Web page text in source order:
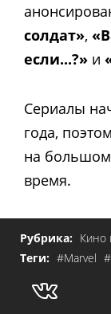
солдат»,
если...?» и
Сериалы
года,
на большом
время.
Рубрика: Кино
Теги: #Marvel